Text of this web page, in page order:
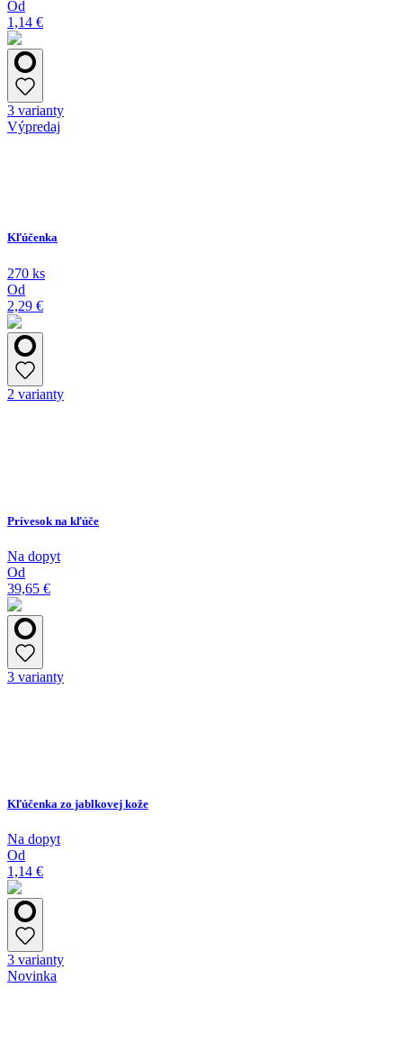
Od
1,14 €
3 varianty
Výpredaj
Kľúčenka
270 ks
Od
2,29 €
2 varianty
Prívesok na kľúče
Na dopyt
Od
39,65 €
3 varianty
Kľúčenka zo jablkovej kože
Na dopyt
Od
1,14 €
3 varianty
Novinka